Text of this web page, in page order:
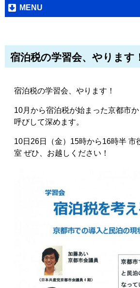
MENU
宿泊税の学習会、やります
宿泊税の学習会、やります！
10月から宿泊税が始まった京都市
呼びして深めます。
10日26日（金）15時から16時半 市
室 ぜひ、お越しください！